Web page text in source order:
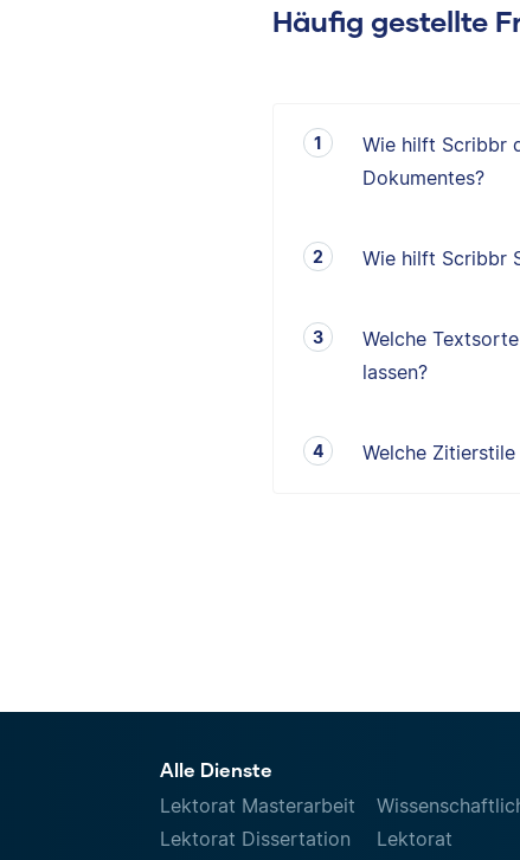
Häufig gestellte
Wie hilft Scribbr
Dokumentes?
Wie hilft Scribbr
Welche
lassen?
Welche
Alle Dienste
Lektorat Masterarbeit
Lektorat Dissertation
Lektorat